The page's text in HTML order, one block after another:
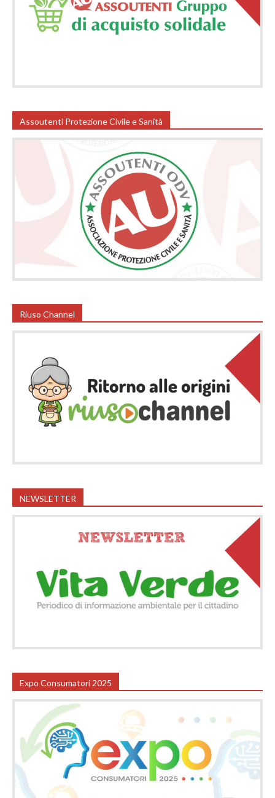
Assoutenti Protezione Civile e Sanità
Riuso Channel
NEWSLETTER
Expo Consumatori 2025